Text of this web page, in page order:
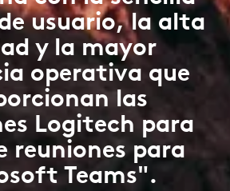
usuario, la alta
y la mayor
operativa que
las
Logitech para
reuniones para
Teams".